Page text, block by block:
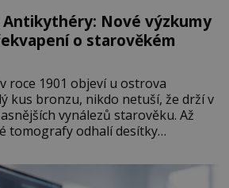
Antikythéry: Nové výzkumy
o starověkém
roce 1901 objeví u ostrova
kus bronzu, nikdo netuší, že drží v
vynálezů starověku. Až
tomografy odhalí desítky
za nejstarší známý
světě. Přesto ani po více než sto